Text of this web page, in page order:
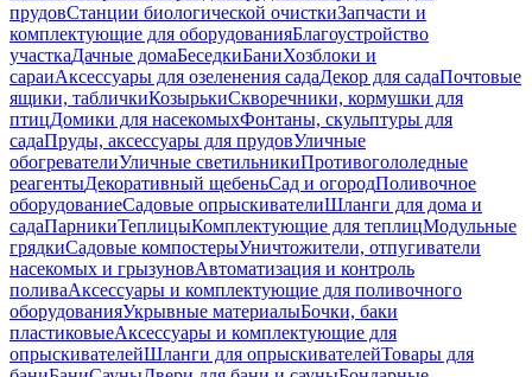
прудовСтанции биологической очисткиЗапчасти и
комплектующие для оборудованияБлагоустройство
участкаДачные домаБеседкиБаниХозблоки и
сараиАксессуары для озеленения садаДекор для садаПочтовые
ящики, табличкиКозырькиСкворечники, кормушки для
птицДомики для насекомыхФонтаны, скульптуры для
садаПруды, аксессуары для прудовУличные
обогревателиУличные светильникиПротивогололедные
реагентыДекоративный щебеньСад и огородПоливочное
оборудованиеСадовые опрыскивателиШланги для дома и
садаПарникиТеплицыКомплектующие для теплицМодульные
грядкиСадовые компостерыУничтожители, отпугиватели
насекомых и грызуновАвтоматизация и контроль
поливаАксессуары и комплектующие для поливочного
оборудованияУкрывные материалыБочки, баки
пластиковыеАксессуары и комплектующие для
опрыскивателейШланги для опрыскивателейТовары для